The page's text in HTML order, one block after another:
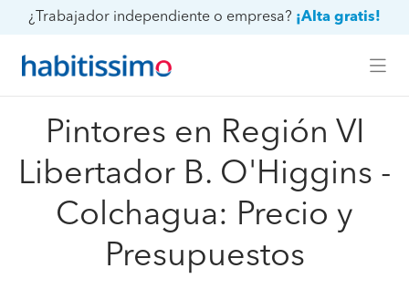
¿Trabajador independiente o empresa? ¡Alta gratis!
Pintores en Región VI
Libertador B. O'Higgins -
Colchagua: Precio y
Presupuestos